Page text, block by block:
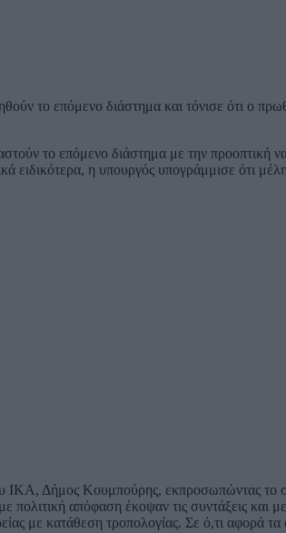
το επόμενο διάστημα και τόνισε ότι ο
το επόμενο διάστημα με την
ειδικότερα, η υπουργός υπογράμμισε ότι
Δήμος Κουμπούρης, εκπροσωπώντας το
πολιτική απόφαση έκοψαν τις συντάξεις
με κατάθεση τροπολογίας. Σε ό,τι αφορά